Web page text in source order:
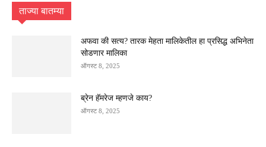
ताज्या बातम्या
अफवा की सत्य? तारक मेहता मालिकेतील हा प्रसिद्ध अभिनेता
सोडणार मालिका
ऑगस्ट 8, 2025
ब्रेन हॅमरेज म्हणजे काय?
ऑगस्ट 8, 2025